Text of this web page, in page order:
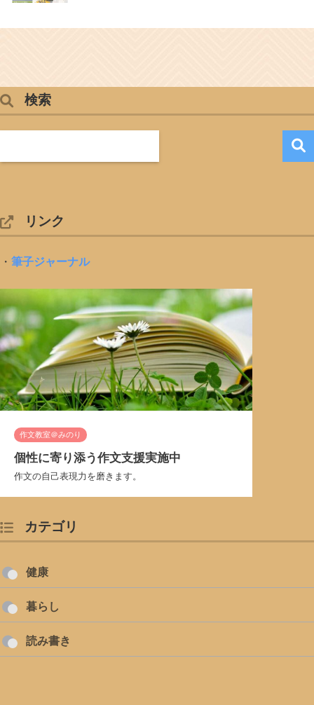
検索
リンク
・ 筆子ジャーナル
作文教室＠みのり
個性に寄り添う作文支援実施中
作文の自己表現力を磨きます。
カテゴリ
健康
暮らし
読み書き